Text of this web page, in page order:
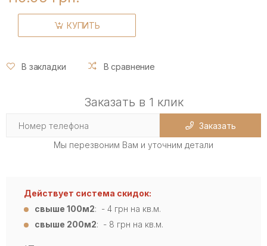
КУПИТЬ
В закладки В сравнение
Заказать в 1 клик
Заказать
Мы перезвоним Вам и уточним детали
Действует система скидок:
свыше 100м2: - 4 грн на кв.м.
свыше 200м2: - 8 грн на кв.м.